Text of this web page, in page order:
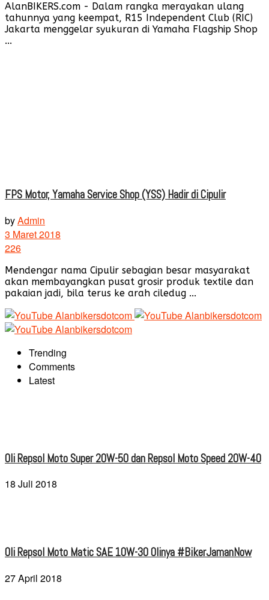
AlanBIKERS.com - Dalam rangka merayakan ulang
tahunnya yang keempat, R15 Independent Club (RIC)
Jakarta menggelar syukuran di Yamaha Flagship Shop
...
FPS Motor, Yamaha Service Shop (YSS) Hadir di Cipulir
byAdmin
3 Maret 2018
226
Mendengar nama Cipulir sebagian besar masyarakat
akan membayangkan pusat grosir produk textile dan
pakaian jadi, bila terus ke arah ciledug ...
Trending
Comments
Latest
Oli Repsol Moto Super 20W-50 dan Repsol Moto Speed 20W-40
18 Juli 2018
Oli Repsol Moto Matic SAE 10W-30 Olinya #BikerJamanNow
27 April 2018